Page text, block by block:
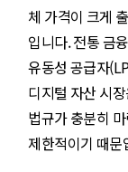
체 가격이 크게
입니다. 전통 금
유동성 공급자
디지털 자산 시
법규가 충분히
제한적이기 때문